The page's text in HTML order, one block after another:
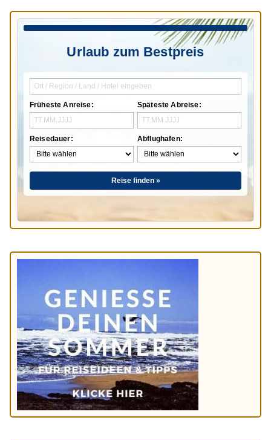
Urlaub zum Bestpreis
Früheste Anreise:
Reisedauer:
Späteste Abreise:
Abflughafen:
Reise finden »